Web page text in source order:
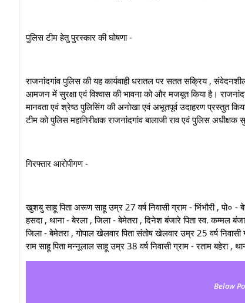
पुलिस टीम हेतु पुरस्कार की घोषणा -
राजनांदगांव पुलिस की यह कार्यवाही धरातल पर सतत सक्रिय ,
आमजन में सुरक्षा एवं विश्वास की भावना को और मजबूत किया है।
मानवता एवं श्रेष्ठ पुलिसिंग की अनोखा एवं अभूतपूर्व उदाहरण प्रस्तुत किया
टीम को पुलिस महानिरीक्षक राजनांदगांव बालाजी राव एवं पुलिस अधीक्षक
गिरफ्तार आरोपीगण -
खुशबु साहू पिता अरूण साहू उम्र 27 वर्ष निवासी ग्राम - भिंभौरी , पो० -
हसदा , थाना - बेरला , जिला - बेमेतरा , दिनेश बंजारे पिता स्व. कम्मल
जिला - बेमेतरा , गोपाल खेलवार पिता संतोष खेलवार उम्र 25 वर्ष
राम साहू पिता मन्नूलाल साहू उम्र 38 वर्ष निवासी ग्राम - रताम बहेरा ,
Below